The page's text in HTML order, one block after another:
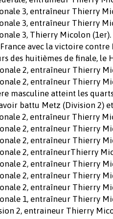
3, entraîneur Thierry
3, entraîneur Thierry
3, Thierry Micolon
avec la victoire
des huitièmes de finale, le
2, entraîneur Thierry
2, entraîneur Thierry
masculine atteint les
battu Metz (Division 2)
2, entraîneur Thierry
2, entraîneur Thierry
2, entraîneur Thierry
2, entraîneurThierry
2, entraîneur Thierry
2, entraîneur Thierry
2, entraîneur Thierry
1, entraîneur Thierry
2, entraineur Thierry